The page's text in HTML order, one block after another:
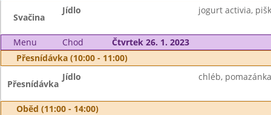
Svačina
Jídlo jogurt activia,
Menu Chod
Čtvrtek 26. 1. 2023
Přesnídávka (10:00 - 11:00)
Přesnídávka
Jídlo chléb,
Oběd (11:00 - 14:00)